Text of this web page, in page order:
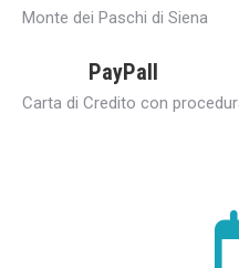
Monte dei Paschi di Siena
PayPall
Carta di Credito con